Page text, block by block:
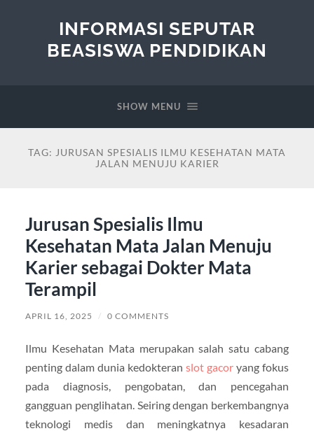
INFORMASI SEPUTAR
BEASISWA PENDIDIKAN
SHOW MENU
TAG: JURUSAN SPESIALIS ILMU KESEHATAN MATA
JALAN MENUJU KARIER
Jurusan Spesialis Ilmu
Kesehatan Mata Jalan Menuju
Karier sebagai Dokter Mata
Terampil
APRIL 16, 2025 / 0 COMMENTS
Ilmu Kesehatan Mata merupakan salah satu cabang
penting dalam dunia kedokteranslot gacor yang fokus
pada diagnosis, pengobatan, dan pencegahan
gangguan penglihatan. Seiring dengan berkembangnya
teknologi medis dan meningkatnya kesadaran